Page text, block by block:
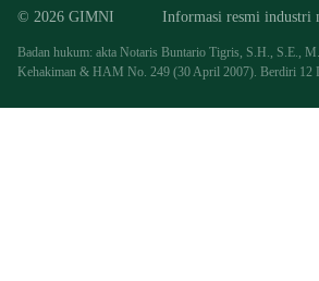
© 2026 GIMNI Informasi resmi industri
Badan hukum: akta Notaris Buntario Tigris, S.H., S.E.,
Kehakiman & HAM No. 249 (30 April 2007). Berdiri 12